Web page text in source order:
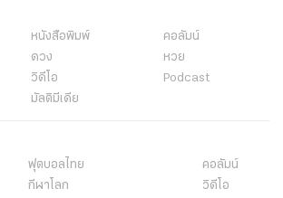
หนังสือพิมพ์
คอลัมน์
ดวง
หวย
วิดีโอ
Podcast
มัลติมีเดีย
ฟุตบอลไทย
คอลัมน์
กีฬาโลก
วิดีโอ